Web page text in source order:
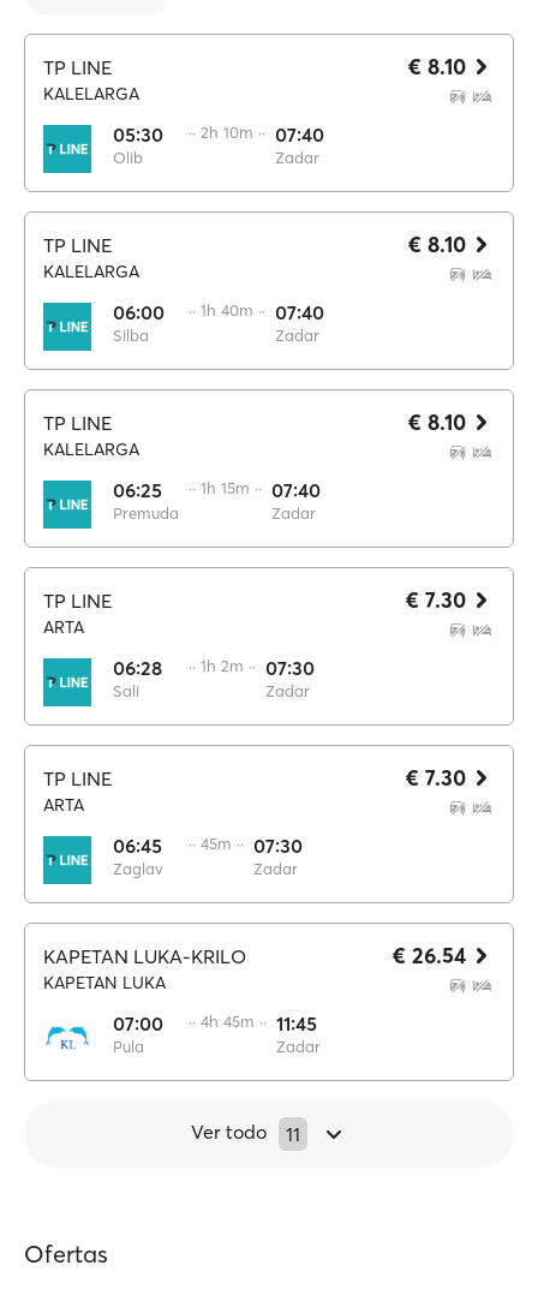
TP LINE
KALELARGA
05:30
Olib
·· 2h 10m ·· 07:40
Zadar
€ 8.10
TP LINE
KALELARGA
06:00
Silba
·· 1h 40m ·· 07:40
Zadar
€ 8.10
TP LINE
KALELARGA
06:25
Premuda
·· 1h 15m ·· 07:40
Zadar
€ 8.10
TP LINE
ARTA
06:28
Sali
·· 1h 2m ·· 07:30
Zadar
€ 7.30
TP LINE
ARTA
06:45
Zaglav
·· 45m ·· 07:30
Zadar
€ 7.30
KAPETAN LUKA-KRILO
KAPETAN LUKA
07:00
Pula
·· 4h 45m ·· 11:45
Zadar
€ 26.54
Ver todo 11
Ofertas